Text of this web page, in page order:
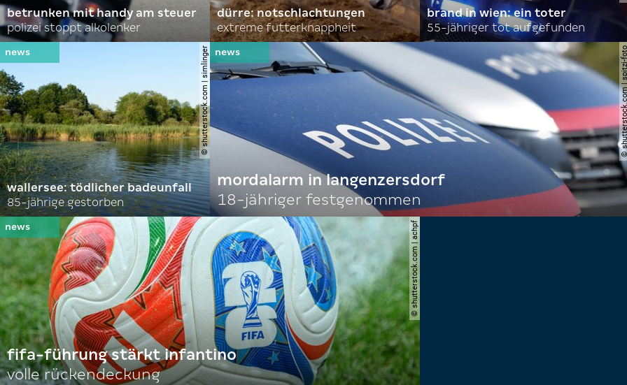
betrunken mit handy am steuer
polizei stoppt alkolenker
dürre: notschlachtungen
extreme futterknappheit
brand in wien: ein toter
55-jähriger tot aufgefunden
© shutterstock.com | simlinger
wallersee: tödlicher badeunfall
85-jährige gestorben
©
mordalarm in langenzersdorf
18-jähriger festgenommen
© shutterstock.com | achpf
fifa-führung stärkt infantino
volle rückendeckung